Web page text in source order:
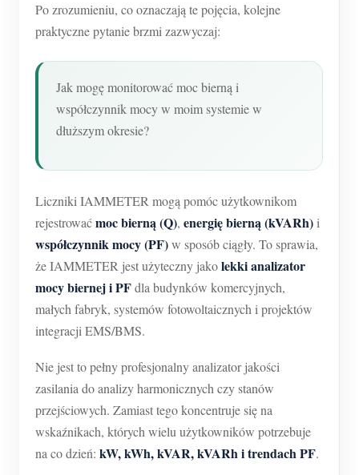
Automatyka domowa
Dokumentacja
FAQ
Aktualności
Program współtwórców
Centrum współtwórców
Aktywności IAMMETER
Forum
Rozwiązania
Kontakt
O nas
Po zrozumieniu, co oznaczają te pojęcia, kolejne
praktyczne pytanie brzmi zazwyczaj:
Jak mogę monitorować moc bierną i
współczynnik mocy w moim systemie w
dłuższym okresie?
Liczniki IAMMETER mogą pomóc użytkownikom
rejestrowaćmoc bierną (Q), energię bierną (kVARh) i
współczynnik mocy (PF)w sposób ciągły. To sprawia,
że IAMMETER jest użyteczny jakolekki analizator
mocy biernej i PFdla budynków komercyjnych,
małych fabryk, systemów fotowoltaicznych i projektów
integracji EMS/BMS.
Nie jest to pełny profesjonalny analizator jakości
zasilania do analizy harmonicznych czy stanów
przejściowych. Zamiast tego koncentruje się na
wskaźnikach, których wielu użytkowników potrzebuje
na co dzień: kW, kWh, kVAR, kVARh i trendach PF.